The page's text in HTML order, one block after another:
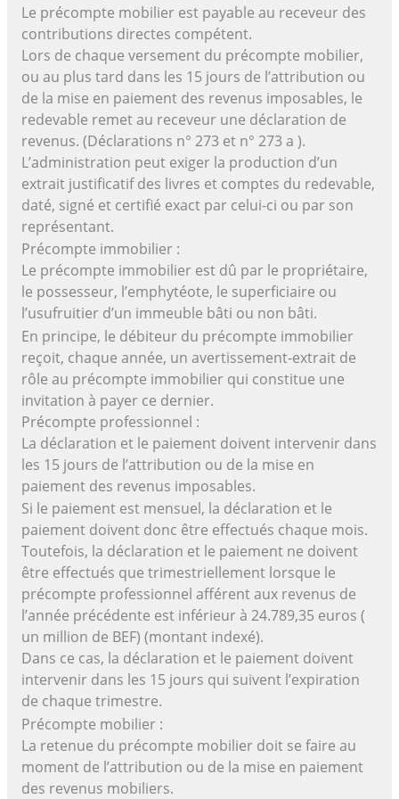
Le précompte mobilier est payable au receveur des
contributions directes compétent.
Lors de chaque versement du précompte mobilier,
ou au plus tard dans les 15 jours de l’attribution ou
de la mise en paiement des revenus imposables, le
redevable remet au receveur une déclaration de
revenus. (Déclarations n° 273 et n° 273 a ).
L’administration peut exiger la production d’un
extrait justificatif des livres et comptes du redevable,
daté, signé et certifié exact par celui-ci ou par son
représentant.
Précompte immobilier :
Le précompte immobilier est dû par le propriétaire,
le possesseur, l’emphytéote, le superficiaire ou
l’usufruitier d’un immeuble bâti ou non bâti.
En principe, le débiteur du précompte immobilier
reçoit, chaque année, un avertissement-extrait de
rôle au précompte immobilier qui constitue une
invitation à payer ce dernier.
Précompte professionnel :
La déclaration et le paiement doivent intervenir dans
les 15 jours de l’attribution ou de la mise en
paiement des revenus imposables.
Si le paiement est mensuel, la déclaration et le
paiement doivent donc être effectués chaque mois.
Toutefois, la déclaration et le paiement ne doivent
être effectués que trimestriellement lorsque le
précompte professionnel afférent aux revenus de
l’année précédente est inférieur à 24.789,35 euros (
un million de BEF) (montant indexé).
Dans ce cas, la déclaration et le paiement doivent
intervenir dans les 15 jours qui suivent l’expiration
de chaque trimestre.
Précompte mobilier :
La retenue du précompte mobilier doit se faire au
moment de l’attribution ou de la mise en paiement
des revenus mobiliers.